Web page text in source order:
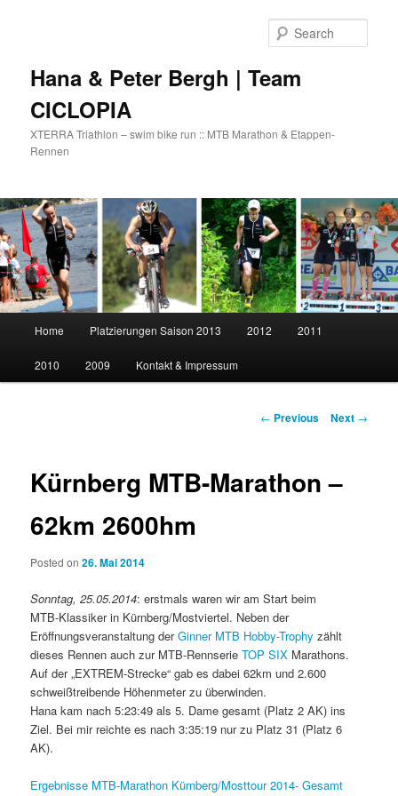
Hana & Peter Bergh | Team
CICLOPIA
XTERRA Triathlon – swim bike run :: MTB Marathon & Etappen-
Rennen
Home Platzierungen Saison 2013 2012 2011
2010 2009 Kontakt & Impressum
Post
← Previous Next →
Kürnberg MTB-Marathon –
62km 2600hm
Posted on26. Mai 2014
Sonntag, 25.05.2014: erstmals waren wir am Start beim
MTB-Klassiker in Kürnberg/Mostviertel. Neben der
Eröffnungsveranstaltung derGinner MTB Hobby-Trophy zählt
dieses Rennen auch zur MTB-RennserieTOP SIX Marathons.
Auf der „EXTREM-Strecke“ gab es dabei 62km und 2.600
schweißtreibende Höhenmeter zu überwinden.
Hana kam nach 5:23:49 als 5. Dame gesamt (Platz 2 AK) ins
Ziel. Bei mir reichte es nach 3:35:19 nur zu Platz 31 (Platz 6
AK).
Ergebnisse MTB-Marathon Kürnberg/Mosttour 2014- Gesamt